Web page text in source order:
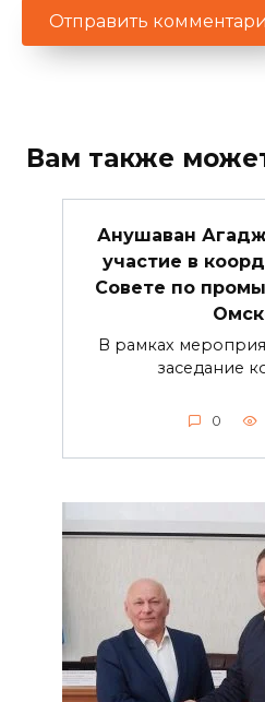
Вам также
Анушаван
участие в
Совете по
В рамках
заседание
0